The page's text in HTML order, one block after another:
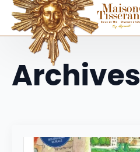
Archives